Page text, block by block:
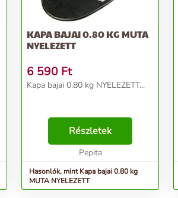
KAPA BAJAI 0.80 KG MUTA
NYELEZETT
6 590 Ft
Kapa bajai 0.80 kg NYELEZETT...
Részletek
Pepita
Hasonlók, mint Kapa bajai 0.80 kg
MUTA NYELEZETT